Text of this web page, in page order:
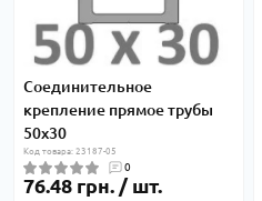
Соединительное
крепление прямое трубы
50х30
Код товара: 23187-05
0
76.48 грн. / шт.